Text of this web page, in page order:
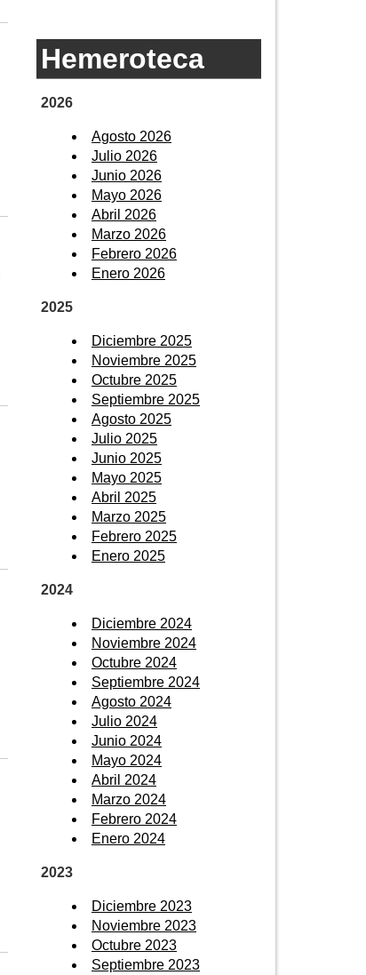
Hemeroteca
2026
Agosto 2026
Julio 2026
Junio 2026
Mayo 2026
Abril 2026
Marzo 2026
Febrero 2026
Enero 2026
2025
Diciembre 2025
Noviembre 2025
Octubre 2025
Septiembre 2025
Agosto 2025
Julio 2025
Junio 2025
Mayo 2025
Abril 2025
Marzo 2025
Febrero 2025
Enero 2025
2024
Diciembre 2024
Noviembre 2024
Octubre 2024
Septiembre 2024
Agosto 2024
Julio 2024
Junio 2024
Mayo 2024
Abril 2024
Marzo 2024
Febrero 2024
Enero 2024
2023
Diciembre 2023
Noviembre 2023
Octubre 2023
Septiembre 2023